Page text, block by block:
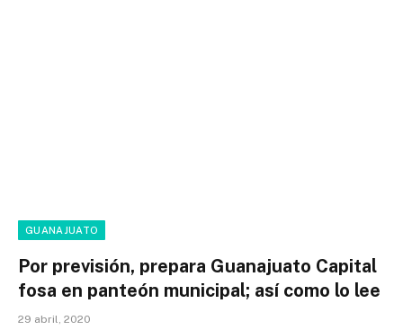
GUANAJUATO
Por previsión, prepara Guanajuato Capital
fosa en panteón municipal; así como lo lee
29 abril, 2020